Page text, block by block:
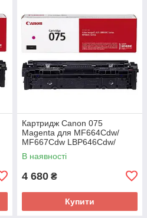
Картридж Canon 075
Magenta для MF664Cdw/
MF667Cdw LBP646Cdw/
LBP647Cdw (6363C002AA)
В наявності
4 680 ₴
Купити